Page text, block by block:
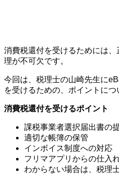
消費税還付を受けるためには
理が不可欠です。
今回は、税理士の山崎先生に
を受けるための、ポイントにつ
消費税還付を受けるポイント
課税事業者選択届出書の
適切な帳簿の保管
インボイス制度への対応
フリマアプリからの仕入
わからない場合は、税理